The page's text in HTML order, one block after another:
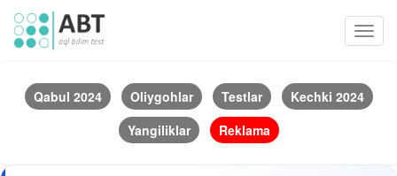
Qabul 2024 Oliygohlar Testlar
Kechki 2024
Yangiliklar
Reklama